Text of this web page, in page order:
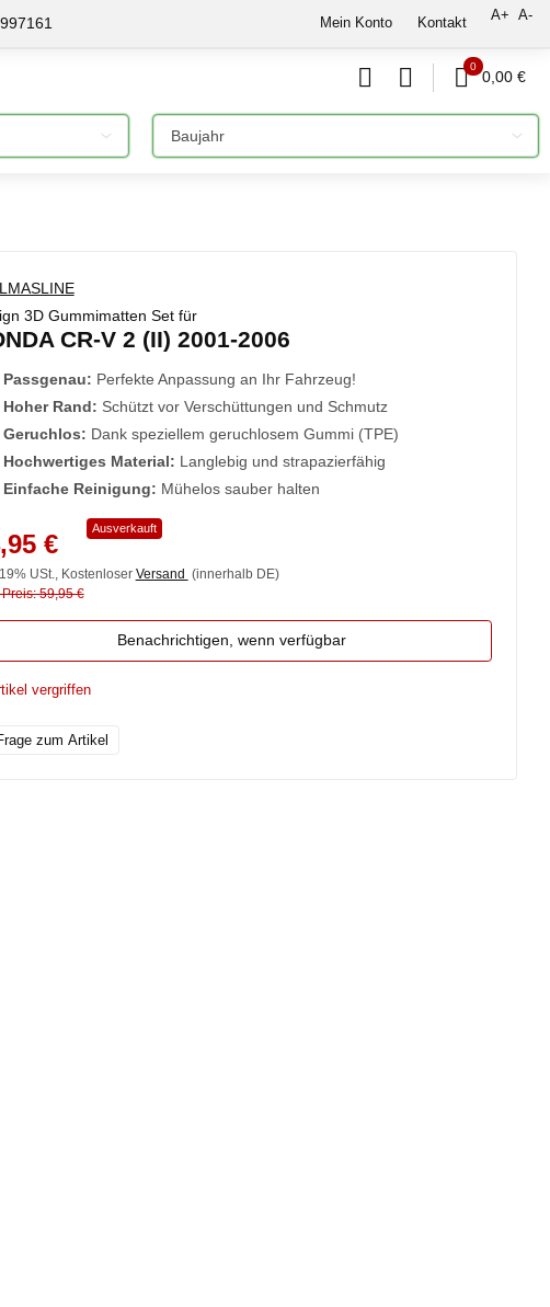
Mein Konto Kontakt A+ A-
0
0,00 €
3D Gummimatten Set für
CR-V 2 (II) 2001-2006
Passgenau: Perfekte Anpassung an Ihr Fahrzeug!
Hoher Rand: Schützt vor Verschüttungen und Schmutz
Geruchlos: Dank speziellem geruchlosem Gummi (TPE)
Hochwertiges Material: Langlebig und strapazierfähig
Einfache Reinigung: Mühelos sauber halten
Ausverkauft
€
USt., Kostenloser Versand (innerhalb DE)
59,95 €
Benachrichtigen, wenn verfügbar
vergriffen
zum Artikel